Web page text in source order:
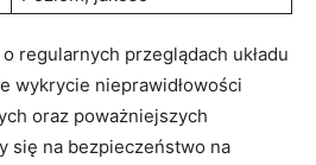
regularnych przeglądach układu
wykrycie nieprawidłowości
⁤oraz ⁢poważniejszych
się na bezpieczeństwo na